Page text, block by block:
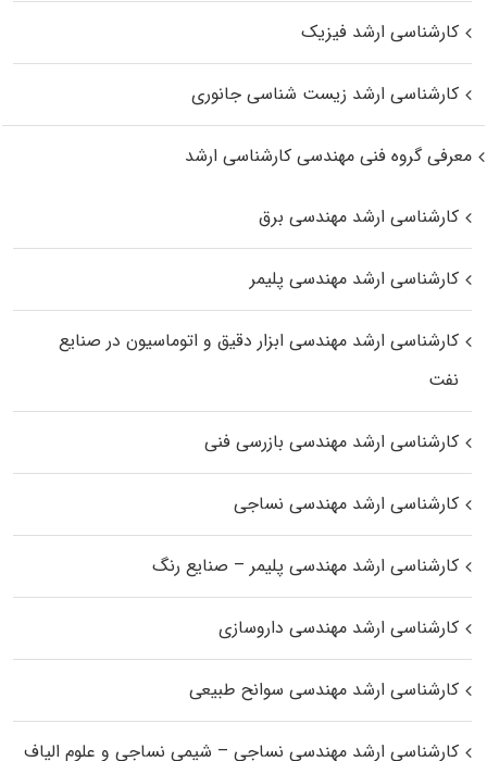
کارشناسی ارشد فیزیک
کارشناسی ارشد زیست‌ شناسی جانوری
معرفی گروه فنی مهندسی کارشناسی ارشد
کارشناسی ارشد مهندسی برق
کارشناسی ارشد مهندسی پلیمر
کارشناسی ارشد مهندسی ابزار دقیق و اتوماسیون در صنایع
نفت
کارشناسی ارشد مهندسی بازرسی فنی
کارشناسی ارشد مهندسی نساجی
کارشناسی ارشد مهندسی پلیمر – صنایع رنگ
کارشناسی ارشد مهندسی داروسازی
کارشناسی ارشد مهندسی سوانح طبیعی
کارشناسی ارشد مهندسی نساجی – شیمی نساجی و علوم الیاف